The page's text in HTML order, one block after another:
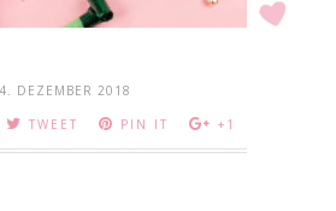
4. DEZEMBER 2018
TWEET PIN IT +1